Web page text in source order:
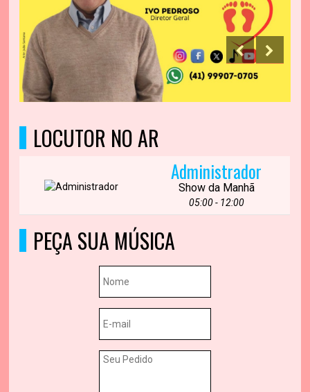
LOCUTOR NO AR
Administrador
Show da Manhã
05:00 - 12:00
PEÇA SUA MÚSICA